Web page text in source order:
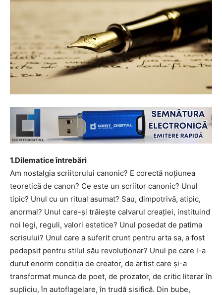
1.Dilematice întrebări
Am nostalgia scriitorului canonic? E corectă noțiunea
teoretică de canon? Ce este un scriitor canonic? Unul
tipic? Unul cu un ritual asumat? Sau, dimpotrivă, atipic,
anormal? Unul care-și trăiește calvarul creației, instituind
noi legi, reguli, valori estetice? Unul posedat de patima
scrisului? Unul care a suferit crunt pentru arta sa, a fost
pedepsit pentru stilul său revoluționar? Unul pe care l-a
durut enorm condiția de creator, de artist care și-a
transformat munca de poet, de prozator, de critic literar în
supliciu, în autoflagelare, în trudă sisifică. Din bube,